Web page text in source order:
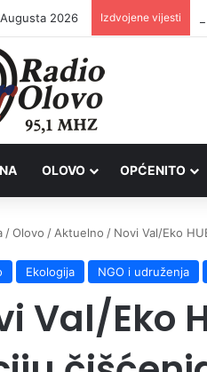
2026 Izdvojene vijesti
OLOVO OPĆENITO
/Olovo / Aktuelno / Novi Val/Eko
Ekologija NGO i udruženja
Val/Eko